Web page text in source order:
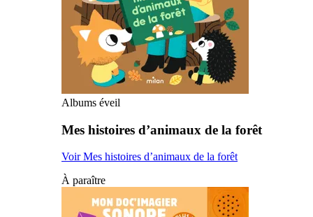
Albums éveil
Mes histoires d’animaux de la forêt
Voir Mes histoires d’animaux de la forêt
À paraître